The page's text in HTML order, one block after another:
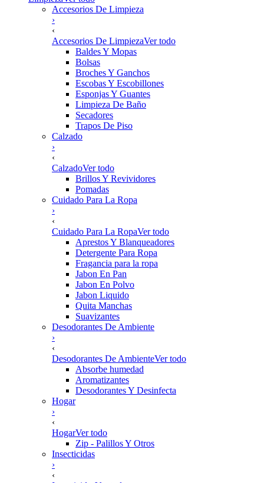
Accesorios De Limpieza
›
‹
Accesorios De LimpiezaVer todo
Baldes Y Mopas
Bolsas
Broches Y Ganchos
Escobas Y Escobillones
Esponjas Y Guantes
Limpieza De Baño
Secadores
Trapos De Piso
Calzado
›
‹
CalzadoVer todo
Brillos Y Revividores
Pomadas
Cuidado Para La Ropa
›
‹
Cuidado Para La RopaVer todo
Aprestos Y Blanqueadores
Detergente Para Ropa
Fragancia para la ropa
Jabon En Pan
Jabon En Polvo
Jabon Liquido
Quita Manchas
Suavizantes
Desodorantes De Ambiente
›
‹
Desodorantes De AmbienteVer todo
Absorbe humedad
Aromatizantes
Desodorantes Y Desinfecta
Hogar
›
‹
HogarVer todo
Zip - Palillos Y Otros
Insecticidas
›
‹